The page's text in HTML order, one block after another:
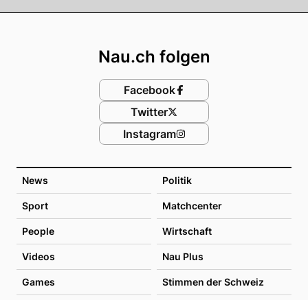
News Politik
Sport Matchcenter
People Wirtschaft
Videos Nau Plus
Games Stimmen der Schweiz
Nau.ch folgen
Facebook
Twitter
Instagram